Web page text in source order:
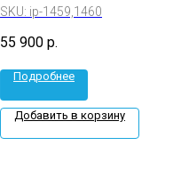
5*114.3/5*100 (1459,1460)
SKU: ip-1459,1460
55 900 р.
Подробнее
Добавить в корзину